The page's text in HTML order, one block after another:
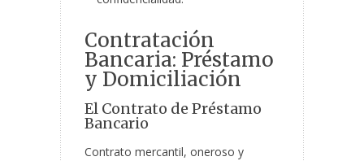
Contratación
Bancaria: Préstamo
y Domiciliación
El Contrato de Préstamo
Bancario
Contrato mercantil, oneroso y